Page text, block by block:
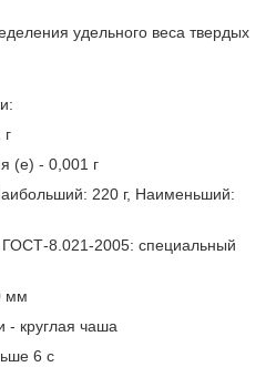
удельного веса твердых
(e) - 0,001 г
220 г, Наименьший:
ГОСТ-8.021-2005: специальный
мм
- круглая чаша
6 с